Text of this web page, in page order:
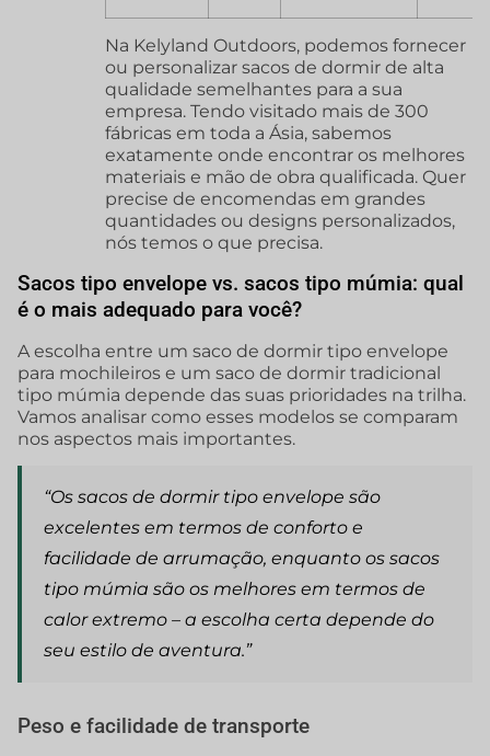
Na Kelyland Outdoors, podemos fornecer
ou personalizar sacos de dormir de alta
qualidade semelhantes para a sua
empresa. Tendo visitado mais de 300
fábricas em toda a Ásia, sabemos
exatamente onde encontrar os melhores
materiais e mão de obra qualificada. Quer
precise de encomendas em grandes
quantidades ou designs personalizados,
nós temos o que precisa.
Sacos tipo envelope vs. sacos tipo múmia: qual
é o mais adequado para você?
A escolha entre um saco de dormir tipo envelope
para mochileiros e um saco de dormir tradicional
tipo múmia depende das suas prioridades na trilha.
Vamos analisar como esses modelos se comparam
nos aspectos mais importantes.
“Os sacos de dormir tipo envelope são
excelentes em termos de conforto e
facilidade de arrumação, enquanto os sacos
tipo múmia são os melhores em termos de
calor extremo – a escolha certa depende do
seu estilo de aventura.”
Peso e facilidade de transporte